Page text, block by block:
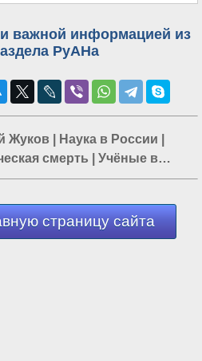
важной информацией из
РуАНа
Жуков Наука в России
смерть
Учёные в
страницу сайта